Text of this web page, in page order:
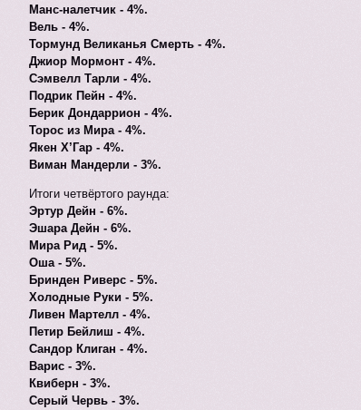
Манс-налетчик - 4%.
Вель - 4%.
Тормунд Великанья Смерть - 4%.
Джиор Мормонт - 4%.
Сэмвелл Тарли - 4%.
Подрик Пейн - 4%.
Берик Дондаррион - 4%.
Торос из Мира - 4%.
Якен Х’Гар - 4%.
Виман Мандерли - 3%.
Итоги четвёртого раунда:
Эртур Дейн - 6%.
Эшара Дейн - 6%.
Мира Рид - 5%.
Оша - 5%.
Бринден Риверс - 5%.
Холодные Руки - 5%.
Ливен Мартелл - 4%.
Петир Бейлиш - 4%.
Сандор Клиган - 4%.
Варис - 3%.
Квиберн - 3%.
Серый Червь - 3%.